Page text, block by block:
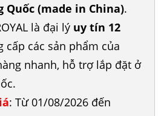
Quốc (made in China).
là đại lý uy tín 12
cấp các sản phẩm của
nhanh, hỗ trợ lắp đặt ở
: Từ 01/08/2026 đến